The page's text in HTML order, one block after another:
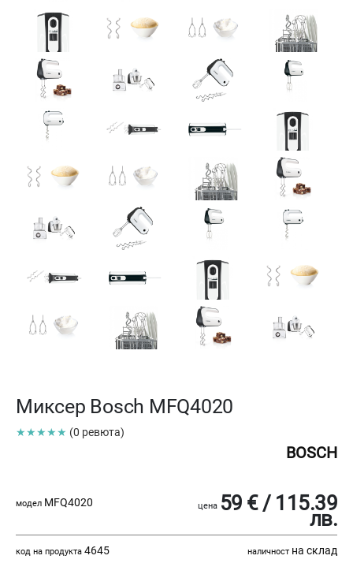
Миксер Bosch MFQ4020
★★★★★ (0 ревюта)
BOSCH
модел MFQ4020 цена 59 € / 115.39
лв.
код на продукта 4645 наличност на склад